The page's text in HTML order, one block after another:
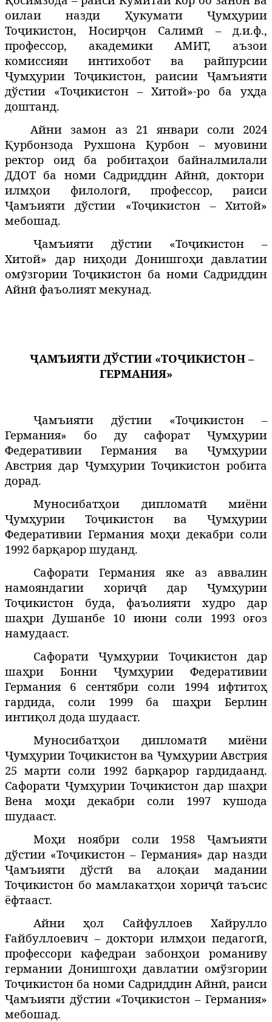
оилаи назди Ҳукумати Ҷумҳурии
Тоҷикистон, НосирҷонСалимӣ – д.и.ф.,
профессор, академики АМИТ, аъзои
комиссияи интихобот ва райпурсии
Ҷумҳурии Тоҷикистон, раисииҶамъияти
дўстии «Тоҷикистон – Хитой»-ро ба уҳда
доштанд.
Айнизамон аз 21 январисоли 2024
Қурбонзода Рухшона Қурбон – муовини
ректор оид ба робитаҳои байналмилали
ДДОТ ба номи Садриддин Айнӣ, доктори
илмҳои филологӣ, профессор, раиси
Ҷамъияти дўстии «Тоҷикистон – Хитой»
мебошад.
Ҷамъияти дўстии «Тоҷикистон –
Хитой» дар ниҳоди Донишгоҳи давлатии
омӯзгории Тоҷикистон ба номи Садриддин
Айнӣ фаъолият мекунад.
ҶАМЪИЯТИ ДЎСТИИ «ТОҶИКИСТОН –
ГЕРМАНИЯ»
Ҷамъияти дўстии «Тоҷикистон –
Германия» бо ду сафорат Ҷумҳурии
Федеративии Германия ва Ҷумҳурии
Австрия дар Ҷумҳурии Тоҷикистон робита
дорад.
Муносибатҳои дипломатӣ миёни
Ҷумҳурии Тоҷикистон ва Ҷумҳурии
Федеративии Германия моҳи декабри соли
1992 барқарор шуданд.
Сафорати Германия яке аз аввалин
намояндагии хориҷӣ дар Ҷумҳурии
Тоҷикистон буда, фаъолияти худро дар
шаҳри Душанбе 10 июни соли 1993 оғоз
намудааст.
Сафорати Ҷумҳурии Тоҷикистон дар
шаҳри Бонни Ҷумҳурии Федеративии
Германия 6 сентябри соли 1994 ифтитоҳ
гардида, соли 1999 ба шаҳри Берлин
интиқол дода шудааст.
Муносибатҳои дипломатӣ миёни
Ҷумҳурии Тоҷикистон ва Ҷумҳурии Австрия
25 марти соли 1992 барқарор гардидаанд.
Сафорати Ҷумҳурии Тоҷикистон дар шаҳри
Вена моҳи декабри соли 1997 кушода
шудааст.
Моҳи ноябри соли 1958 Ҷамъияти
дўстии «Тоҷикистон – Германия» дар назди
Ҷамъияти дўстӣ ва алоқаи мадании
Тоҷикистон бо мамлакатҳои хориҷӣ таъсис
ёфтааст.
Айни ҳол Сайфуллоев Хайрулло
Ғайбуллоевич – доктори илмҳои педагогӣ,
профессори кафедраи забонҳои романиву
германии Донишгоҳи давлатии омўзгории
Тоҷикистон ба номи Садриддин Айнӣ, раиси
Ҷамъияти дўстии «Тоҷикистон – Германия»
мебошад.